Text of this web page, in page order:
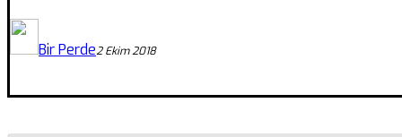
Bir Perde2 Ekim 2018